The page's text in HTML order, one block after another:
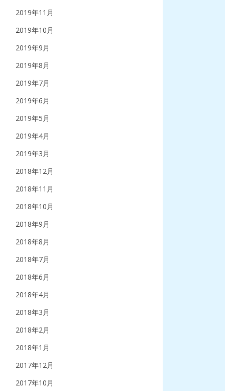
2019年11月
2019年10月
2019年9月
2019年8月
2019年7月
2019年6月
2019年5月
2019年4月
2019年3月
2018年12月
2018年11月
2018年10月
2018年9月
2018年8月
2018年7月
2018年6月
2018年4月
2018年3月
2018年2月
2018年1月
2017年12月
2017年10月